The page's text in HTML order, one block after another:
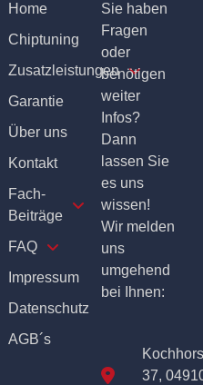
Home
Chiptuning
Zusatzleistungen
Garantie
Über uns
Kontakt
Fach-
Beiträge
FAQ
Impressum
Datenschutz
AGB´s
Sie haben
Fragen
oder
benötigen
weiter
Infos?
Dann
lassen Sie
es uns
wissen!
Wir melden
uns
umgehend
bei Ihnen:
37,